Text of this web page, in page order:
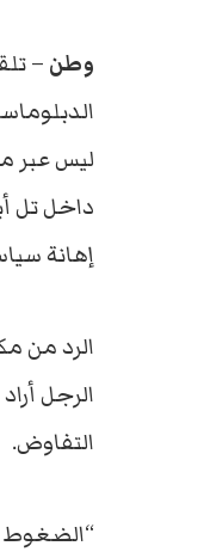
وطن –
ليسعبر
داخلتل
إهانة
الردمن
الرجلأراد
التفاوض.
“الضغوط